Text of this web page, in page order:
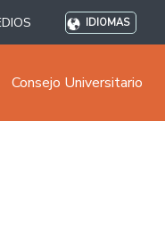
IDIOMAS
Consejo Universitario